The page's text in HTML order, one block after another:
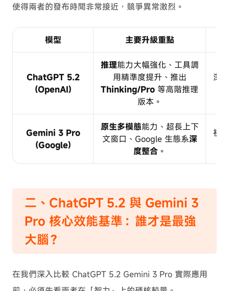
使得兩者的發布時間非常接近，競爭異常激烈。
模型 主要升級重點
ChatGPT 5.2
(OpenAI)
推理能力大幅強化、工具調
用精準度提升、推出
Thinking/Pro 等高階推理
版本。
深
Gemini 3 Pro
(Google)
原生多模態能力、超長上下
文窗口、Google 生態系深
度整合。
視
二、ChatGPT 5.2 與 Gemini 3
Pro 核心效能基準：誰才是最強
大腦？
在我們深入比較 ChatGPT 5.2 Gemini 3 Pro 實際應用